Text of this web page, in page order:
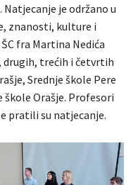
je održano u
znanosti, kulture i
fra Martina Nedića
drugih, trećih i četvrtih
Srednje škole Pere
škole Orašje. Profesori
pratili su natjecanje.